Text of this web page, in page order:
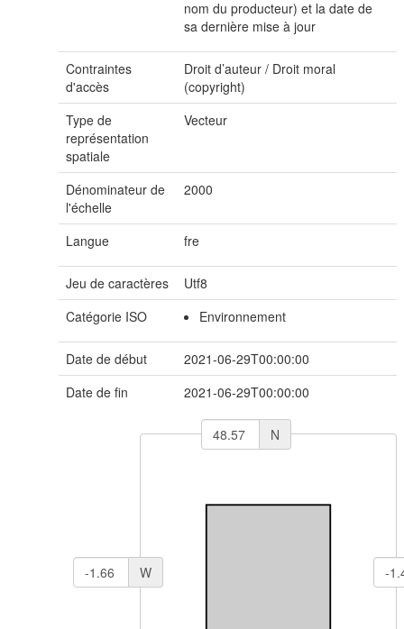
nom du producteur) et la date de
sa dernière mise à jour
Contraintes
d'accès
Droit d’auteur / Droit moral
(copyright)
Type de
représentation
spatiale
Vecteur
Dénominateur de
l'échelle
2000
Langue fre
Jeu de caractères
Utf8
Catégorie ISO
Environnement
Date de début
2021-06-29T00:00:00
Date de fin
2021-06-29T00:00:00
N
W